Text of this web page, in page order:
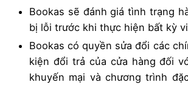
Bookas sẽ đánh giá tình trạng
bị lỗi trước khi thực hiện bất kỳ
Bookas có quyền sửa đổi các
kiện đổi trả của cửa hàng đối
khuyến mại và chương trình